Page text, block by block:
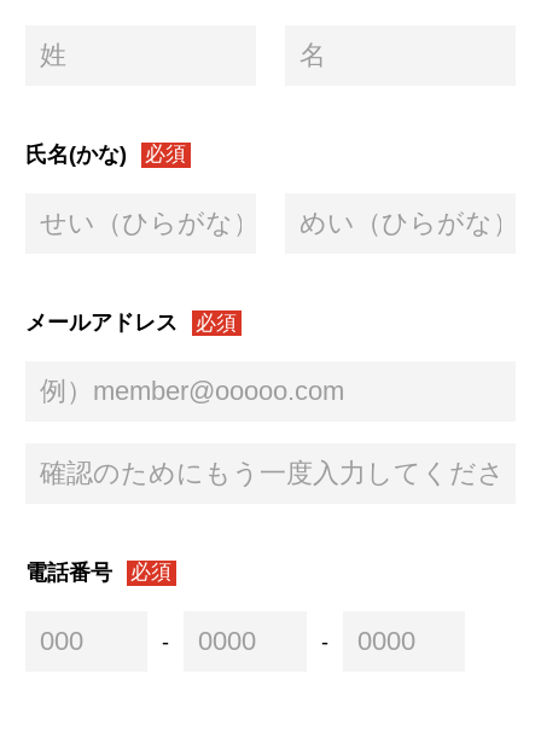
氏名(かな) 必須
メールアドレス 必須
電話番号 必須
- -